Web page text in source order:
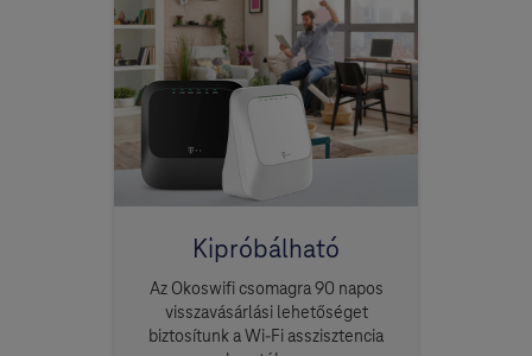
Kipróbálható
Az Okoswifi csomagra 90 napos
visszavásárlási lehetőséget
biztosítunk a Wi-Fi asszisztencia